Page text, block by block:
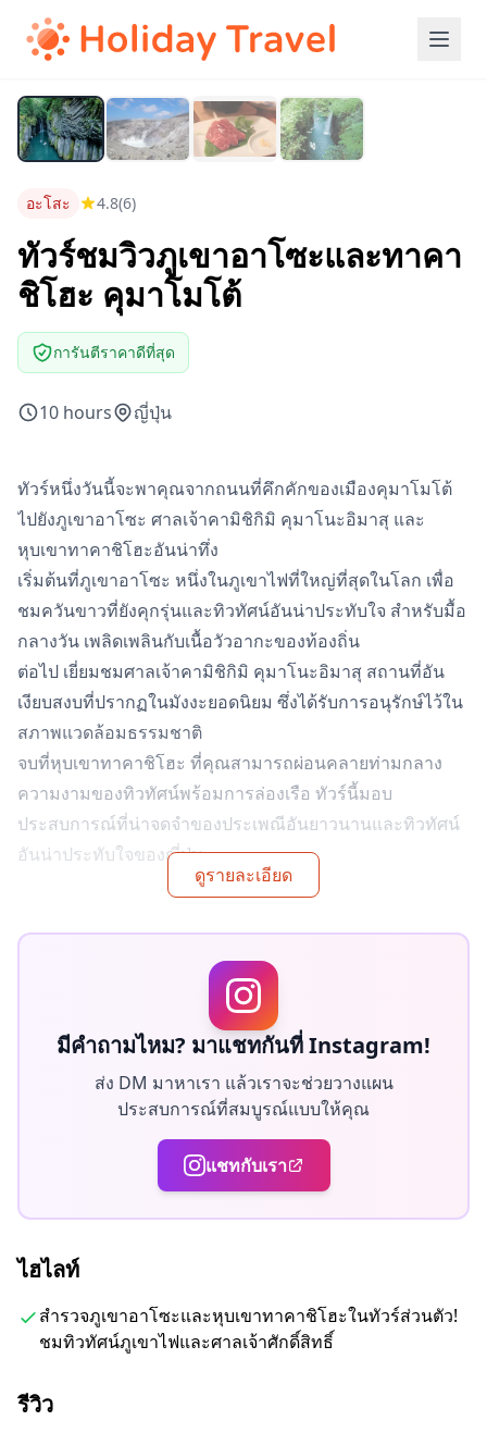
อะโสะ 4.8(6)
ทัวร์ชมวิวภูเขาอาโซะและทาคา
ชิโฮะ คุมาโมโต้
การันตีราคาดีที่สุด
10 hours ญี่ปุ่น
ทัวร์หนึ่งวันนี้จะพาคุณจากถนนที่คึกคักของเมืองคุมาโมโต้
ไปยังภูเขาอาโซะ ศาลเจ้าคามิชิกิมิ คุมาโนะอิมาสุ และ
หุบเขาทาคาชิโฮะอันน่าทึ่ง
เริ่มต้นที่ภูเขาอาโซะ หนึ่งในภูเขาไฟที่ใหญ่ที่สุดในโลก เพื่อ
ชมควันขาวที่ยังคุกรุ่นและทิวทัศน์อันน่าประทับใจ สำหรับมื้อ
กลางวัน เพลิดเพลินกับเนื้อวัวอากะของท้องถิ่น
ต่อไป เยี่ยมชมศาลเจ้าคามิชิกิมิ คุมาโนะอิมาสุ สถานที่อัน
เงียบสงบที่ปรากฏในมังงะยอดนิยม ซึ่งได้รับการอนุรักษ์ไว้ใน
สภาพแวดล้อมธรรมชาติ
จบที่หุบเขาทาคาชิโฮะ ที่คุณสามารถผ่อนคลายท่ามกลาง
ความงามของทิวทัศน์พร้อมการล่องเรือ ทัวร์นี้มอบ
ประสบการณ์ที่น่าจดจำของประเพณีอันยาวนานและทิวทัศน์
อันน่าประทับใจของญี่ปุ่น
This one-day tour takes you from the lively streets of
Kumamoto City to Mount Aso, Kamishikimi
Kumanoimasu Shrine, และ the stunning Takachiho
Gorge.
Start at Mount Aso, one of the world’s largest
volcanoes, to witness active white smoke และ dramatic
landscapes. For lunch, enjoy local Aka beef.
Next, visit Kamishikimi Kumanoimasu Shrine, a serene
site featured in a popular manga, preserved in its
natural setting.
scenic beauty with a boat ride. This tour offers a
memorable experience of Japan’s rich traditions และ
striking landscapes.
・ค่าเข้าชม
ดูรายละเอียด
มีคำถามไหม? มาแชทกันที่ Instagram!
ส่ง DM มาหาเรา แล้วเราจะช่วยวางแผน
ประสบการณ์ที่สมบูรณ์แบบให้คุณ
แชทกับเรา
ไฮไลท์
สำรวจภูเขาอาโซะและหุบเขาทาคาชิโฮะในทัวร์ส่วนตัว!
ชมทิวทัศน์ภูเขาไฟและศาลเจ้าศักดิ์สิทธิ์
รีวิว